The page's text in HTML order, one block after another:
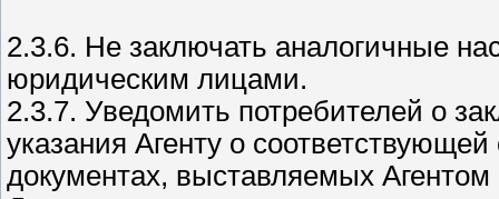
2.3.6. Не заключать аналогичные
юридическим лицами.
2.3.7. Уведомить потребителей о
указания Агенту о
документах, выставляемых Агентом